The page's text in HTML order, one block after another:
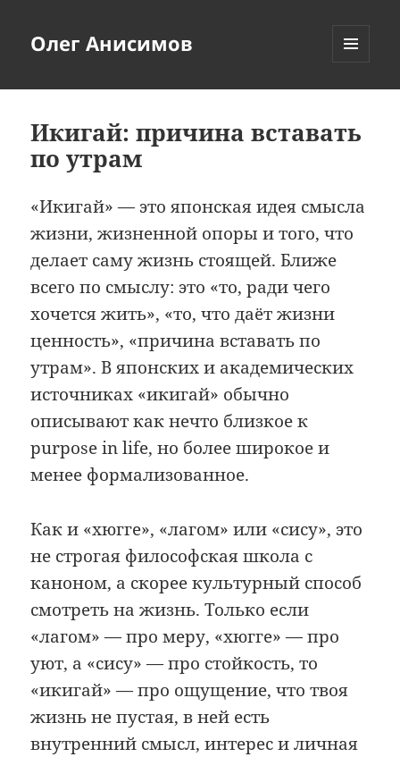
Олег Анисимов
Икигай: причина вставать
по утрам
«Икигай» — это японская идея смысла
жизни, жизненной опоры и того, что
делает саму жизнь стоящей. Ближе
всего по смыслу: это «то, ради чего
хочется жить», «то, что даёт жизни
ценность», «причина вставать по
утрам». В японских и академических
источниках «икигай» обычно
описывают как нечто близкое к
purpose in life, но более широкое и
менее формализованное.
Как и «хюгге», «лагом» или «сису», это
не строгая философская школа с
каноном, а скорее культурный способ
смотреть на жизнь. Только если
«лагом» — про меру, «хюгге» — про
уют, а «сису» — про стойкость, то
«икигай» — про ощущение, что твоя
жизнь не пустая, в ней есть
внутренний смысл, интерес и личная